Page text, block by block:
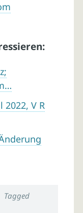
2022, V R
Tagged